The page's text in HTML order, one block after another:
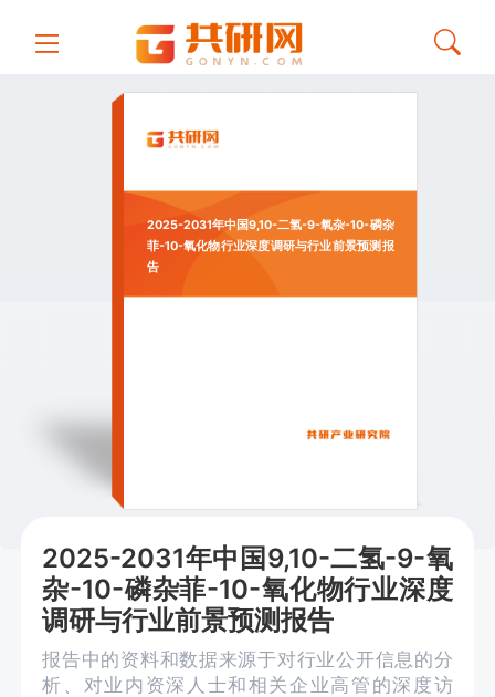
2025-2031年中国9,10-二氢-9-氧杂-10-磷杂
菲-10-氧化物行业深度调研与行业前景预测报
告
2025-2031年中国9,10-二氢-9-氧
杂-10-磷杂菲-10-氧化物行业深度
调研与行业前景预测报告
报告中的资料和数据来源于对行业公开信息的分
析、对业内资深人士和相关企业高管的深度访